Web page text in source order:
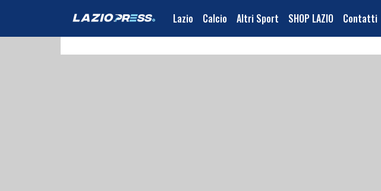
Lazio Calcio Altri Sport SHOP LAZIO Contatti